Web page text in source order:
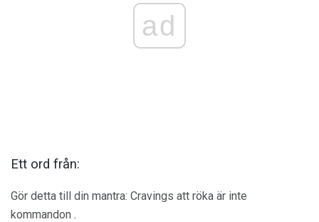
ad
Ett ord från:
Gör detta till din mantra: Cravings att röka är inte
kommandon .